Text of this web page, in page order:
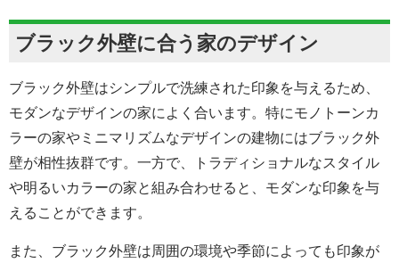
ブラック外壁に合う家のデザイン
ブラック外壁はシンプルで洗練された印象を与えるため、
モダンなデザインの家によく合います。特にモノトーンカ
ラーの家やミニマリズムなデザインの建物にはブラック外
壁が相性抜群です。一方で、トラディショナルなスタイル
や明るいカラーの家と組み合わせると、モダンな印象を与
えることができます。
また、ブラック外壁は周囲の環境や季節によっても印象が